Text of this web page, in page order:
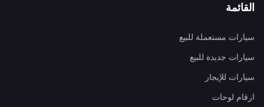
القائمة
سيارات مستعملة للبيع
سيارات جديدة للبيع
سيارات للإيجار
ارقام لوحات